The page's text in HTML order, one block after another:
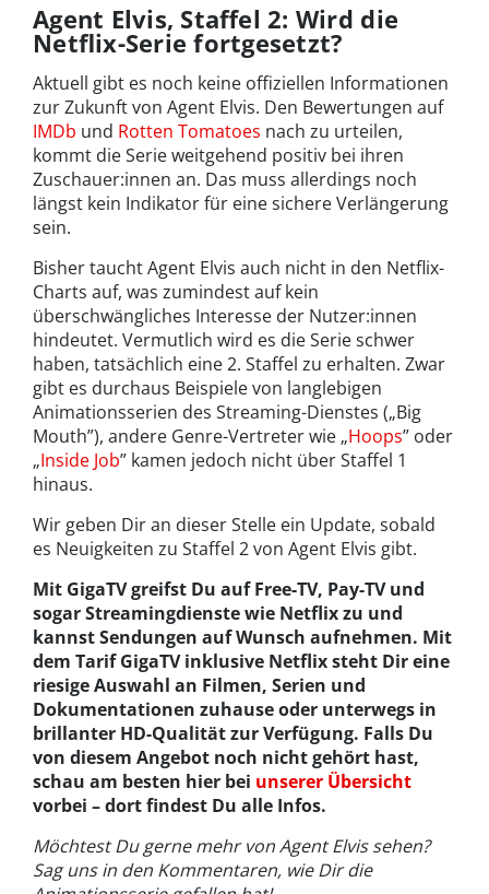
Agent Elvis, Staffel 2: Wird die
Netflix-Serie fortgesetzt?
Aktuell gibt es noch keine offiziellen Informationen
zur Zukunft von Agent Elvis. Den Bewertungen auf
IMDb und Rotten Tomatoes nach zu urteilen,
kommt die Serie weitgehend positiv bei ihren
Zuschauer:innen an. Das muss allerdings noch
längst kein Indikator für eine sichere Verlängerung
sein.
Bisher taucht Agent Elvis auch nicht in den Netflix-
Charts auf, was zumindest auf kein
überschwängliches Interesse der Nutzer:innen
hindeutet. Vermutlich wird es die Serie schwer
haben, tatsächlich eine 2. Staffel zu erhalten. Zwar
gibt es durchaus Beispiele von langlebigen
Animationsserien des Streaming-Dienstes („Big
Mouth”), andere Genre-Vertreter wie „Hoops” oder
„Inside Job” kamen jedoch nicht über Staffel 1
hinaus.
Wir geben Dir an dieser Stelle ein Update, sobald
es Neuigkeiten zu Staffel 2 von Agent Elvis gibt.
Mit GigaTV greifst Du auf Free-TV, Pay-TV und
sogar Streamingdienste wie Netflix zu und
kannst Sendungen auf Wunsch aufnehmen. Mit
dem Tarif GigaTV inklusive Netflix steht Dir eine
riesige Auswahl an Filmen, Serien und
Dokumentationen zuhause oder unterwegs in
brillanter HD-Qualität zur Verfügung. Falls Du
von diesem Angebot noch nicht gehört hast,
schau am besten hier bei unserer Übersicht
vorbei – dort findest Du alle Infos.
Möchtest Du gerne mehr von Agent Elvis sehen?
Sag uns in den Kommentaren, wie Dir die